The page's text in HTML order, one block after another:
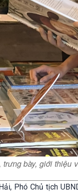
bày, giới
Phó Chủ tịch